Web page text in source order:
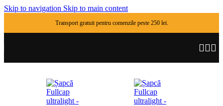
Skip to navigation Skip to main content
Transport gratuit pentru comenzile peste 250 lei.